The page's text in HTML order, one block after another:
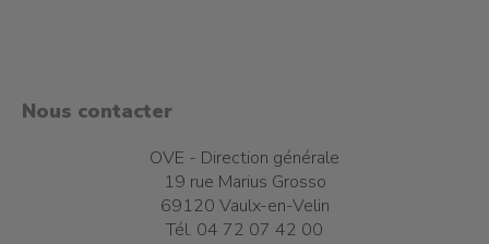
Nous contacter
OVE - Direction générale
19 rue Marius Grosso
69120 Vaulx-en-Velin
Tél. 04 72 07 42 00